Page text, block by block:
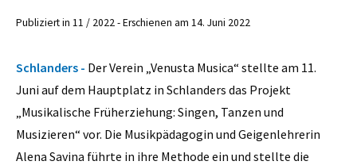
Publiziert in 11 / 2022 - Erschienen am 14. Juni 2022
Schlanders - Der Verein „Venusta Musica“ stellte am 11.
Juni auf dem Hauptplatz in Schlanders das Projekt
„Musikalische Früherziehung: Singen, Tanzen und
Musizieren“ vor. Die Musikpädagogin und Geigenlehrerin
Alena Savina führte in ihre Methode ein und stellte die